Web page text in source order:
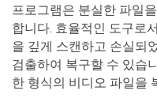
프로그램은 분실한 파일
합니다. 효율적인 도구로
을 깊게 스캔하고 손실되
검출하여 복구할 수 있습
한 형식의 비디오 파일을